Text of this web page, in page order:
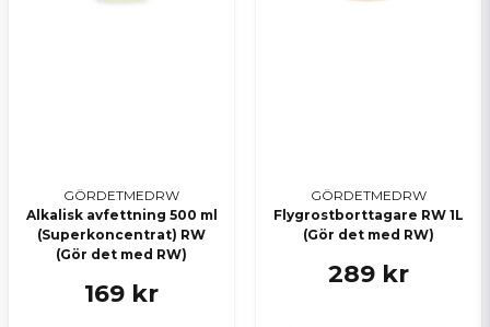
GÖRDETMEDRW
Alkalisk avfettning 500 ml
(Superkoncentrat) RW
(Gör det med RW)
169 kr
GÖRDETMEDRW
Flygrostborttagare RW 1L
(Gör det med RW)
289 kr